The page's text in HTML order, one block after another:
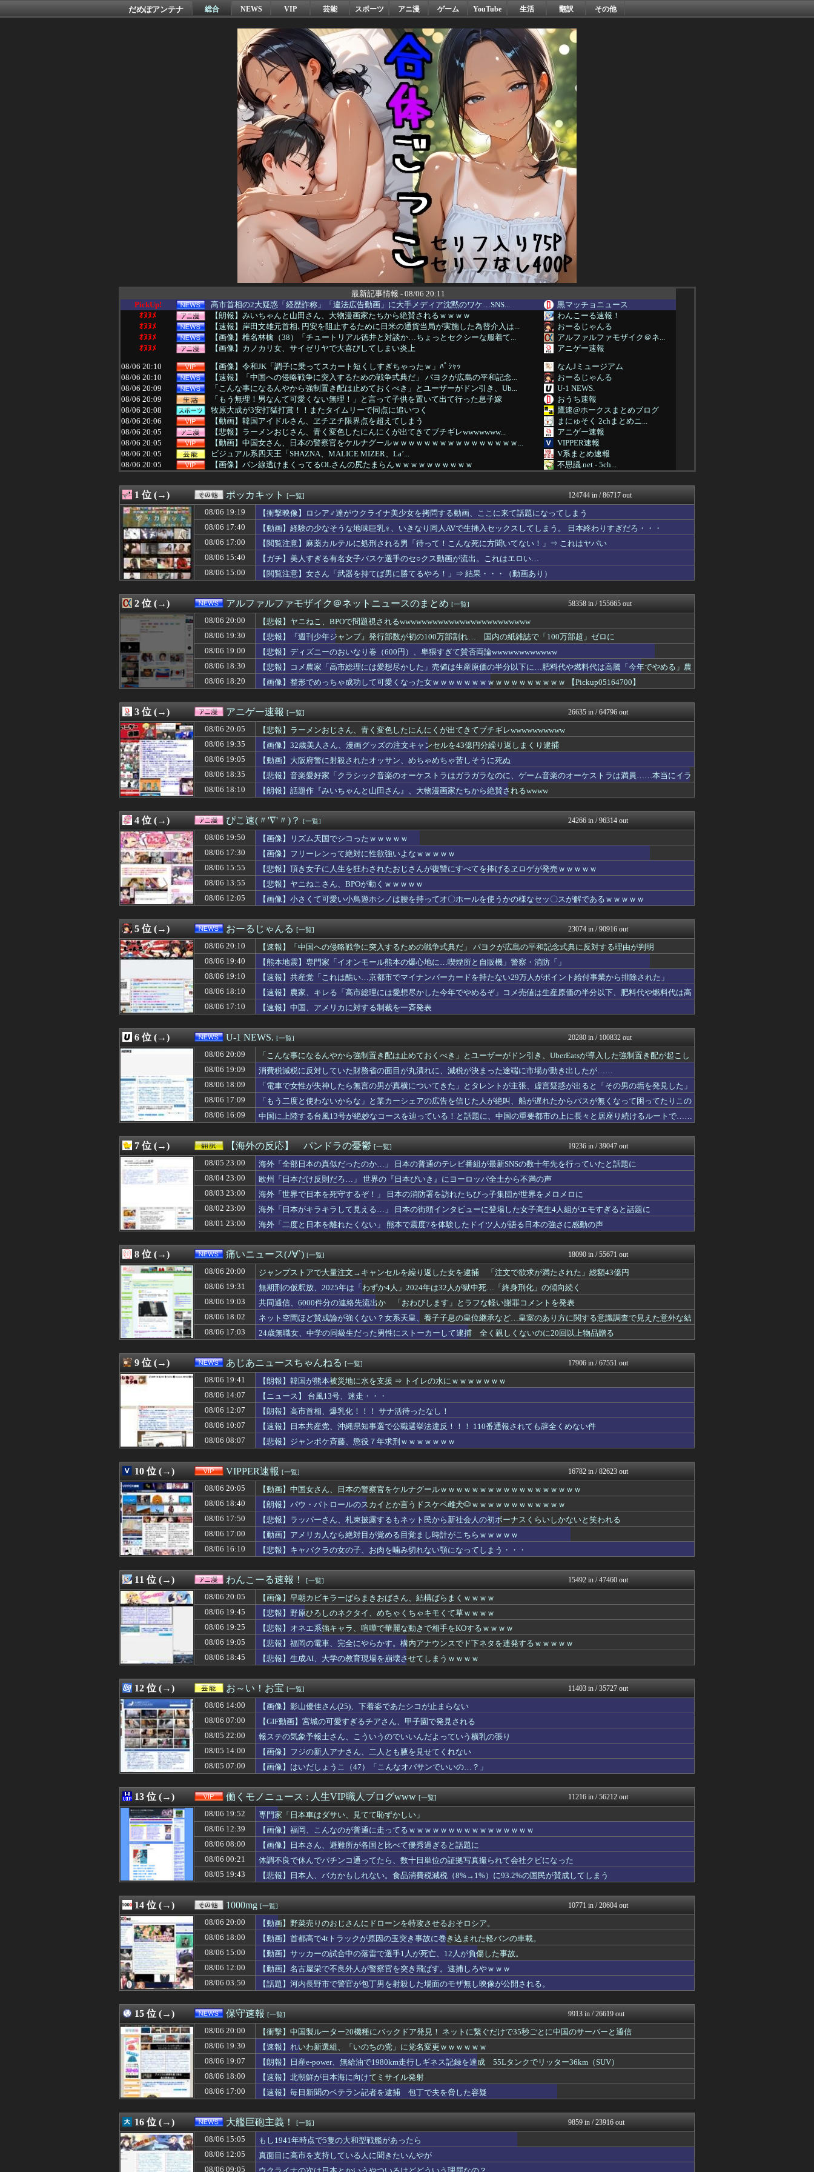
だめぽアンテナ 総合 NEWS VIP 芸能 スポーツ アニ漫 ゲーム YouTube 生活 翻訳 その他
最新記事情報 - 08/06 20:11
PickUp!
高市首相の2大疑惑「経歴詐称」「違法広告動画」に大手メディア沈黙のワケ…SNS...
黒マッチョニュース
ｵﾇﾇﾒ
【朗報】みいちゃんと山田さん、大物漫画家たちから絶賛されるｗｗｗｗ
わんこーる速報！
ｵﾇﾇﾒ
【速報】岸田文雄元首相､円安を阻止するために日米の通貨当局が実施した為替介入は...
おーるじゃんる
ｵﾇﾇﾒ
【画像】椎名林檎（38）「チュートリアル徳井と対談か…ちょっとセクシーな服着て...
アルファルファモザイク＠ネ...
ｵﾇﾇﾒ
【画像】カノカリ女、サイゼリヤで大喜びしてしまい炎上
アニゲー速報
08/06 20:10
【画像】令和JK「調子に乗ってスカート短くしすぎちゃったｗ」ﾊﾟｼｬｯ
なんJミュージアム
08/06 20:10
【速報】「中国への侵略戦争に突入するための戦争式典だ」 パヨクが広島の平和記念...
おーるじゃんる
08/06 20:09
「こんな事になるんやから強制置き配は止めておくべき」とユーザーがドン引き、Ub...
U-1 NEWS.
08/06 20:09
「もう無理！男なんて可愛くない無理！」と言って子供を置いて出て行った息子嫁
おうち速報
08/06 20:08
牧原大成が3安打猛打賞！！またタイムリーで同点に追いつく
鷹速@ホークスまとめブログ
08/06 20:06
【動画】韓国アイドルさん、ヱチヱチ限界点を超えてしまう
まにゅそく 2chまとめニ...
08/06 20:05
【悲報】ラーメンおじさん、青く変色したにんにくが出てきてブチギレwwwwwww...
アニゲー速報
08/06 20:05
【動画】中国女さん、日本の警察官をケルナグールｗｗｗｗｗｗｗｗｗｗｗｗｗｗｗｗ...
VIPPER速報
08/06 20:05
ビジュアル系四天王「SHAZNA、MALICE MIZER、La’...
V系まとめ速報
08/06 20:05
【画像】パン線透けまくってるOLさんの尻たまらんｗｗｗｗｗｗｗｗｗｗ
不思議.net - 5ch...
08/06 20:05
【画像】本田紗来さん、とうとうお姉ちゃんより巨乳化してしまうｗｗｗｗｗｗ
女子アナお宝画像速報－5c...
08/06 20:02
【海外】BABYMETAL（9回）はサマーソニックのレギュラー出演者の中で2番...
べビメタだらけの・・・
08/06 20:02
【ガンダムSEED】ゲイツってクルーゼも乗ってるのにあんまり活躍したイメージが...
GUNDAM.LOG｜ガン...
08/06 20:01
今四半期のAMDの収益のうち、ゲーム事業が占める割合はわずか6％
PCパーツまとめ
08/06 20:01
【速報】専門家「イオンモール熊本の爆心地に”こんなもの”があったんだけど…」
凹凸ちゃんねる 発達障害・...
08/06 20:01
【8月LOH】こんな挙動するスティル作りたいな
ウマ娘うまぴょい速報
08/06 20:01
Google、Geminiが大赤字、史上初のマイナスキャッシュフローに陥る
資格ちゃんねる
08/06 20:00
【ラブライブ！】今週のハマタ歌謡祭にもふりさん出るじゃねーか
コンテンツ・声優 | ラブ...
08/06 20:00
【悲報】Z「なんでセルフレジなのに自分で商品通さないといけないんだ」
08/06 20:00
春香「本当にあった話なんですけど……」
えすえすログ
08/06 20:00
【衝撃】「え、これカバー曲だったの！？」って知って驚いた曲あげてけ
哲学ニュースnwk
08/06 20:00
「クマが悪者扱いされているのが悲しい」『北の国から』倉本聰が語った現代社会への...
08/06 20:00
ジャンプストアで大量注文→キャンセルを繰り返した女を逮捕 「注文で欲求が満たさ...
痛いニュース(ﾉ∀`)
08/06 20:00
冷やし中華と冷麺一緒にするやつなんなん？
ラーメン速報｜2chまとめ...
08/06 20:00
【悲報】ヤニねこ、BPOで問題視されるwwwwwwwwwwwwwwwwwwww...
アルファルファモザイク＠ネ...
08/06 20:00
【動画】野菜売りのおじさんにドローンを特攻させるおそロシア。
1000mg
08/06 20:00
すかいらーくが消費減税に向け新戦略 テイクアウト商品は1%へ 店内飲食は10%...
明日は何を食べようか
08/06 20:00
【グラブル】ぐらぶるっ！3150話 たぬき達と戦うアポロニアとシス
ミニゴブ速報 ～グラブルま...
08/06 20:00
【名探偵プリキュア】1QのIP売上は15億円 過去3期との比較と通期95億円計...
プリキュアのまとめ
08/06 20:00
Ｗ杯計画頓挫のＦＩＦＡ会長、トランプ政権に支援要請＝米紙
footballnet【サ...
08/06 20:00
【ウマ娘】唐突に来る一切接点無かった組み合わせ良いよね
08/06 20:00
【！？】めっちゃカメレオンさん、パクリゲーがスイッチに登場してしまうｗｗｗｗｗ...
ゲーム実況者速報＠YouT...
08/06 20:00
「強いおっさんキャラ（年齢40～50代）」はよくいるけど「強いおばさん」はいな...
ああ言えばForYou
08/06 20:00
小川彩の『アレ』、太ももが素晴らしすぎるって・・・wwwww
08/06 20:00
【速報】れいわ新選組、「いのちの党」に党名変更
みそパンNEWS
08/06 20:00
【限界】彼の浮気相手と「関わりたくない」と言ってるのに浮気相手のスクショを送り...
修羅場まとめ速報
08/06 20:00
海外「怒鳴るのやめてと言ったら、そっちが怒鳴ってるからだと怒鳴り返された」感情...
08/06 20:00
韓国人「KOSPI史上最高値更新！SKハイニックスが牽引し9000ポイントまで...
韓国ニュース反応まとめ
08/06 20:00
【衝撃】韓国人「日本のゲーセン、女の子の要望が刺さりすぎた」
ニチカン！
08/06 20:00
【遊戯王ラッシュデュエル情報】君臨のヘッドライナーに「捕らわれの竜姫」、「魔導...
08/06 20:00
高市「永住許可が出たら生活保護貰おうなんて外国人が増えては困る。日本人以上の水...
エアライン本舗
08/06 20:00
古き良きロールプレイングゲームにありがちな事
08/06 19:58
【朗報】サクラミーツ公開収録、市役所のような年齢層に
乃木坂46まとめ 乃木りん...
08/06 19:57
近所のA子さんに「お宅のご主人につきまとわれて迷惑してる」と録音を聞かされた。...
08/06 19:57
NTTから見に覚えのない請求書がきた。無視しようと思っていたら、とんでもない事...
素敵な鬼女様
08/06 19:57
障者施設で働いた知識を活かして障者に対する詐欺集団の一員をやっていた
はーとらいふ -出会い・子...
08/06 19:55
【広島対巨人14回戦】広島・モンテロ、巨人・泉から第9号勝ち越し2ランホームラ...
なんじぇいスタジアム＠なん...
08/06 19:52
専門家「日本車はダサい、見てて恥ずかしい」
働くモノニュース : 人生...
08/06 19:52
【日本ハム】レイエス、ライトスタンドへの逆転2ランホームラン｜ソフトバンク戦｜...
ファイターズ王国＠日ハムま...
08/06 19:51
【悲報】韓国サッカー「スキャンダル韓国サッカー協会W杯予選で外国人審判に性接待...
【サッカー まとめ】サカラ...
【動画】大阪府警のおっさん射殺映像が公開される。当然のように無抵抗だったことが...
ラビット速報
08/06 19:50
【ソフトバンク対日本ハム17回戦】日本ハム・レイエス、第24号逆転2ランホーム...
なんじぇいスタジアム＠なん...
08/06 19:50
車で要らない装備、「電動シート」に決まる・・・ｗ
思考ちゃんねる
08/06 19:50
【画像】リズム天国でシコったｗｗｗｗｗ
ぴこ速(〃'∇'〃)？
08/06 19:49
【NBA】ニック・ナースもレブロン・ジェームズのPG起用を示唆か
08/06 19:47
小学生の娘はお絵描きが大好き。すごいな頑張ってるなと素直に感心するし、すごいな...
08/06 19:47
【悲報】なろう作家もどきぼく、現実に打ちのめされる…
異世界転生まとめ速報
08/06 19:46
【DeNA対阪神16回戦】DeNA・牧秀悟、阪神・大竹から第18号ソロホームラ...
なんじぇいスタジアム＠なん...
【画像】東雲うみ、食い込み水着で100cmヒップを大胆露出wwwww「週刊SP...
もきゅ速(*´ω`*)人(...
08/06 19:45
【悲報】野原ひろしのネクタイ、めちゃくちゃキモくて草ｗｗｗｗ
わんこーる速報！
08/06 19:45
車で要らない装備、「電動シート」に決まる・・・ｗ
V速ニュップ
08/06 19:45
◆日本代表◆鎌田大地に日本代表の後輩３人が高級ブランドプレゼント「律儀に誕プレ...
WorldFootball...
08/06 19:45
バズり目的でもなんでもいい
育児板拾い読み
08/06 19:44
【速報】山本太郎が去ったれいわ新選組、新たな党名は「いのちの党」 略称「いのち...
もえるあじあ(･∀･)
08/06 19:41
海外「お前らの国に他愛のない対立ってある？」日本「エスカレーターの立つ位置」
海外の万国反応記＠海外の反...
08/06 19:41
【朗報】韓国が熊本被災地に水を支援 ⇒ トイレの水にｗｗｗｗｗｗｗ
08/06 19:41
ALLDOCUBE､8.8インチタブレット｢iPlay 80 mini Tur...
理想ちゃんねる
08/06 19:40
ノーバン！瀬戸口心月ちゃんのセレモニアルピッチの様子がコチラ！！！【乃木坂46...
坂道情報通～乃木坂46まと...
08/06 19:40
テレビ『アメリカの職場では、産後のための部屋や道具が充実してる進んでる』私「へ...
修羅ママ速報
中国人観光客、「つり目」ジェスチャーでタイ人に馬鹿にされる
にゅーすアルー！
08/06 19:40
「認知症」になりたくないなら「お酒」をやめて 一番認知症に良くないのは「お酒」...
スコールちゃんねる｜２ちゃ...
08/06 19:40
【熊本地震】専門家「イオンモール熊本の爆心地に…喫煙所と自販機」警察・消防「」
おーるじゃんる
08/06 19:39
我が子と同じ名前をつけた後輩嫁。喜んでいたはずなのに、突然子供を拒絶するように...
鬼女はみた -修羅場・恋愛...
08/06 19:39
嫁にお弁当を用意して「お仕事行ってらっしゃい。持っていくの忘れるなよ？」ってメ...
はーとらいふ -出会い・子...
08/06 19:39
車庫から車を出す時に散歩車を押してる保育士がこちらに向かってきてた。先に行って...
08/06 19:38
ワイのバイクのバッテリー、上がる…
サイ速
08/06 19:35
【画像】32歳美人さん、漫画グッズの注文キャンセルを43億円分繰り返しまくり逮...
アニゲー速報
08/06 19:35
旦那との出会いは親にも言っていない。私は元キャバ嬢で旦那は元ボーイ
子育てちゃんねる
08/06 19:35
【ポケモンSV】改めて思うけど突然変異かってくらいメインストーリーがめちゃくち...
アルセウス速報＠ポケモンま...
08/06 19:35
マンション管理会社「水道出しっぱなしになっていませんか？」俺「猫が飲むように...
不思議.net - 5ch...
08/06 19:34
プロレスラーなのにデビュー曲が“80万枚”大ヒット！「ビューティ・ペア」が女子...
筋肉速報
08/06 19:34
【悲報】声優の大西沙織さん、意外と代表作が無いｗｗｗｗ
おたくみくす 声優まとめ
08/06 19:33
カープ小園＆ファビ、巨人又木から逆転タイムリー！秋山も2塁打で岡本駿を援護！！
広島東洋カープまとめブログ...
08/06 19:33
【ｼｺ画像】女さん「育乳の成果がすごい………」ﾊﾟｼｬ→お乳エ○チ過ぎワロタｗ...
えっ!?またここのサイト?
08/06 19:32
【超絶朗報】「れいわ新選組」改め、新党「いのちの党」爆誕！！！うおおおおおおお...
メディア「Switch2版『モンハンワイルズ』はDLSS込みで最大1440p動...
無期刑の仮釈放、2025年は「わずか4人」2024年は32人が獄中死…「終身刑...
痛いニュース(ﾉ∀`)
08/06 19:31
妻が嫌な目にあったら普通は旦那が文句言いに行くもんなの？
08/06 19:31
【ウマ娘】わたしの全力受け止めて♡ ←「またへんないきものがふえてる…」
ウマ娘まとめ速報うまろぐ
08/06 19:30
FE万紫千紅、アマラン8位wwwwww
Y速報
08/06 19:30
【速報】れいわ新選組、「いのちの党」に党名変更ｗｗｗｗｗｗ
保守速報
08/06 19:30
【画像】大学生の頃に出会った小学生と大人になってから再会し結婚した男、めちゃく...
【2ch】ニュー速クオリテ...
08/06 19:30
【衝撃動画】アメリカ人なら絶対目が覚める目覚まし時計がこちら…凄すぎる…
デジタルニューススレッド
08/06 19:30
【FEH】今回の錬成で一番強いのマリータじゃね？？？
ルフレch. - ファイア...
08/06 19:30
「成人向けゲームを大ヒットさせて、とんでもない売り上げが入ったぞー！」→最悪す...
オレ的ゲーム速報＠刃
08/06 19:30
【サッカー】鹿島、ホーム開幕戦の第２節名古屋戦はチケット完売の見通し…国立での...
フットボール速報
08/06 19:30
【悲報】『週刊少年ジャンプ』発行部数が初の100万部割れ… 国内の紙雑誌で「1...
アルファルファモザイク＠ネ...
08/06 19:30
【卵パック強盗】元五輪代表の転落…店員骨折させ逮捕の衝撃
08/06 19:30
ドラクエのブーメランて複数の敵に当たって戻ってくるけど
カンダタ速報
08/06 19:29
【おすすめ漫画】よつばとで笑顔になる・・・・
大河ドラマ2ch
08/06 19:29
ハッピーな気持ちになれる映画を教えて
がーるずレポート - ガー...
08/06 19:29
みいちゃんはなぜ死に追いやられたか？→覚醒剤の入手ルート持ってるような半グレに...
漫画まとめ速報
08/06 19:29
松のや「ママ応援企画」がなぜ許されない？「窮屈な世の中」に住む不幸、「尊重し合...
08/06 19:28
【広島対巨人14回戦】広島、4回裏無死満塁から持丸の併殺打の間に三塁ランナーが...
08/06 19:28
れいわ新選組、党名変更を発表 新党名は...
かせまと！
08/06 19:27
【画像あり】アメリカ産JC、普通に可愛い
【悲報】食用コオロギの会社、インターネットのデマのせいで倒産・・・
ぶる速-VIP
【驚愕】彼女との初夜に「まんこ見せて」って言ったらｗｗｗｗｗｗｗｗwwww
08/06 19:25
【悲報】オネエ系強キャラ、喧嘩で華麗な動きで相手をKOするｗｗｗｗ
わんこーる速報！
08/06 19:22
ジャンタルマンタルのヒーロー列伝確定か 他
ハロン棒ch
08/06 19:21
【衝撃】吉野家、とうとうステーキを出す
まとめたニュース
08/06 19:20
恋愛･婚活アドバイザー･植草美幸が｢結婚したいけど行動しない人が7割｣の心理や...
08/06 19:20
ヒカキンさん、「ONICHA」を熊本県に大量に送り付けるｗｗｗｗｗ
08/06 19:19
【衝撃映像】ロシア♂達がウクライナ美少女を拷問する動画、ここに来て話題になって...
ポッカキット
08/06 19:18
飼い犬のサンちゃんがある日庭の柵を飛び越えて脱走してしまった。もう戻ってこない...
はーとらいふ -出会い・子...
08/06 19:18
うちの会社の部長が狂ってる。私・夫・娘・義両親の5人で休日にショッピングモール...
08/06 19:18
【広島対巨人14回戦】巨人、4回表2アウト二三塁からワイルドピッチで三塁ランナ...
08/06 19:16
海外「プレミアのレベルか？」ブライトンが上田綺世の獲得に動き出して海外大騒ぎ！...
ワールドサッカーファン 海...
08/06 19:15
泳いでいる人のすぐ横に消防飛行艇が次々着水する南仏の湖「肝心の場面で毎回カメラ...
QQQ(海外の反応)
08/06 19:15
俺「傘使って帰って」新入社員「ありがとうございます」→その後、目の前にベンツが...
鬼女の宅配便 - 修羅場・...
08/06 19:15
で、財源のあてはあったんだよな？ 〜 記者「中革連は食料品消費税ゼロを公約に掲...
08/06 19:15
俺「やべ終電逃した」女友達「手出さないんだったら泊めてもいいよ」→こうなるww...
08/06 19:12
24歳の嫁に性的な魅力を感じなくなったので離婚したい件
浮気ちゃんねる
08/06 19:12
警察名乗る人物「保釈金を払えば逮捕されずに済むよ」３０代男性が１３４２万円だま...
なんJ PUSH!!
08/06 19:12
【画像】隣の家の室外機の風が玄関に直撃😱
ゴールデンタイムズ
08/06 19:12
【衝撃】30年続いたモスクの祭りに『異変』が起こる・・・・・
NEWSまとめもりー｜2c...
08/06 19:11
【動画】えちえちﾃﾞｶﾊﾟｲJD2人組、川遊び中にチャラ男にナンパされるｗｗｗ...
mashlife通信
08/06 19:11
【モンハンワイルズ】ゲームを発売日に買う最大のメリットってなんすか？
モンハンまとめ速報【モンハ...
08/06 19:11
①ファウル ②ファウル ③空振り三振 ←思いついた選手
なんじぇいスタジアム＠なん...
08/06 19:10
町のお弁当屋さん「申し訳ないが消費税1%になったらその分商品代を値上げするわ」...
スコールちゃんねる｜２ちゃ...
08/06 19:10
ウクライナ軍参謀本部「今年のロシア軍死傷者24万人…新規兵力の募集規模を上回る...
08/06 19:10
【画像】『SPY×FAMILY』のヨルさん、露出狂の痴女たちに目をつけられてし...
08/06 19:10
【動画】福岡の電車、複数の駅で「チ〇ポッ❤」という構内アナウンスが流れる騒ぎw...
ラビット速報
08/06 19:10
【速報】共産党「これは酷い…京都市でマイナンバーカードを持たない29万人がポイ...
おーるじゃんる
08/06 19:09
【AI】Google、Geminiが大赤字、史上初のマイナスキャッシュフローに...
08/06 19:09
【画像】除夜のケツ：夕刻ロベルの初見プレイ！？気になっていたNIKKEを初めて...
08/06 19:09
メンタル強くないとできないだろうと思う事
がーるずレポート - ガー...
08/06 19:09
消費税減税に反対していた財務省の面目が丸潰れに、減税が決まった途端に市場が動き... U-1 NEWS.
1 位 (→) ポッカキット [一覧] 124744 in / 86717 out
08/06 19:19
【衝撃映像】ロシア♂達がウクライナ美少女を拷問する動画、ここに来て話題になってしまう
08/06 17:40
【動画】経験の少なそうな地味巨乳♀、いきなり同人AVで生挿入セックスしてしまう。 日本終わりすぎだろ・・・
08/06 17:00
【閲覧注意】麻薬カルテルに処刑される男「待って！こんな死に方聞いてない！」⇒ これはヤバい
08/06 15:40
【ガチ】美人すぎる有名女子バスケ選手のセ○クス動画が流出。これはエロい…
08/06 15:00
【閲覧注意】女さん「武器を持てば男に勝てるやろ！」⇒ 結果・・・（動画あり）
2 位 (→) アルファルファモザイク＠ネットニュースのまとめ [一覧] 58358 in / 155665 out
08/06 20:00
【悲報】ヤニねこ、BPOで問題視されるwwwwwwwwwwwwwwwwwwwwwwww
08/06 19:30
【悲報】『週刊少年ジャンプ』発行部数が初の100万部割れ… 国内の紙雑誌で「100万部超」ゼロに
08/06 19:00
【悲報】ディズニーのおいなり巻（600円）、卑猥すぎて賛否両論wwwwwwwwwwww
08/06 18:30
【悲報】コメ農家「高市総理には愛想尽かした」売値は生産原価の半分以下に…肥料代や燃料代は高騰「今年でやめる」農
家も
08/06 18:20 【画像】整形でめっちゃ成功して可愛くなった女ｗｗｗｗｗｗｗｗｗｗｗｗｗｗｗｗｗ 【Pickup05164700】
3 位 (→) アニゲー速報 [一覧] 26635 in / 64796 out
08/06 20:05
【悲報】ラーメンおじさん、青く変色したにんにくが出てきてブチギレwwwwwwwwww
08/06 19:35
【画像】32歳美人さん、漫画グッズの注文キャンセルを43億円分繰り返しまくり逮捕
08/06 19:05
【動画】大阪府警に射殺されたオッサン、めちゃめちゃ苦しそうに死ぬ
08/06 18:35
【悲報】音楽愛好家「クラシック音楽のオーケストラはガラガラなのに、ゲーム音楽のオーケストラは満員……本当にイラ
イラする」
08/06 18:10 【朗報】話題作『みいちゃんと山田さん』、大物漫画家たちから絶賛されるwwww
4 位 (→) ぴこ速(〃'∇'〃)？ [一覧] 24266 in / 96314 out
08/06 19:50
【画像】リズム天国でシコったｗｗｗｗｗ
08/06 17:30
【画像】フリーレンって絶対に性欲強いよなｗｗｗｗｗ
08/06 15:55
【悲報】頂き女子に人生を狂わされたおじさんが復讐にすべてを捧げるヱロゲが発売ｗｗｗｗｗ
08/06 13:55
【悲報】ヤニねこさん、BPOが動くｗｗｗｗｗ
08/06 12:05
【画像】小さくて可愛い小鳥遊ホシノは腰を持ってオ〇ホールを使うかの様なセッ〇スが解であるｗｗｗｗｗ
5 位 (→) おーるじゃんる [一覧] 23074 in / 90916 out
08/06 20:10
【速報】「中国への侵略戦争に突入するための戦争式典だ」 パヨクが広島の平和記念式典に反対する理由が判明
08/06 19:40
【熊本地震】専門家「イオンモール熊本の爆心地に…喫煙所と自販機」警察・消防「」
08/06 19:10
【速報】共産党「これは酷い…京都市でマイナンバーカードを持たない29万人がポイント給付事業から排除された」
08/06 18:10
【速報】農家、キレる「高市総理には愛想尽かした今年でやめるぞ」コメ売値は生産原価の半分以下、肥料代や燃料代は高
騰
08/06 17:10 【速報】中国、アメリカに対する制裁を一斉発表
6 位 (→) U-1 NEWS. [一覧] 20280 in / 100832 out
08/06 20:09
「こんな事になるんやから強制置き配は止めておくべき」とユーザーがドン引き、UberEatsが導入した強制置き配が起こし
たのは……
08/06 19:09
消費税減税に反対していた財務省の面目が丸潰れに、減税が決まった途端に市場が動き出したが……
08/06 18:09
「電車で女性が失神したら無言の男が真横についてきた」とタレントが主張、虚言疑惑が出ると「その男の垢を発見した」
と追加主張するも……
08/06 17:09
「もう二度と使わないからな」と某カーシェアの広告を信じた人が絶叫、船が遅れたからバスが無くなって困ってたりこの
看板が…
08/06 16:09 中国に上陸する台風13号が絶妙なコースを辿っている！と話題に、中国の重要都市の上に長々と居座り続けるルートで……
7 位 (→) 【海外の反応】 パンドラの憂鬱 [一覧] 19236 in / 39047 out
08/05 23:00
海外「全部日本の真似だったのか…」 日本の普通のテレビ番組が最新SNSの数十年先を行っていたと話題に
08/04 23:00
欧州「日本だけ反則だろ…」 世界の『日本びいき』にヨーロッパ全土から不満の声
08/03 23:00
海外「世界で日本を死守するぞ！」 日本の消防署を訪れたちびっ子集団が世界をメロメロに
08/02 23:00
海外「日本がキラキラして見える…」 日本の街頭インタビューに登場した女子高生4人組がエモすぎると話題に
08/01 23:00
海外「二度と日本を離れたくない」 熊本で震度7を体験したドイツ人が語る日本の強さに感動の声
8 位 (→) 痛いニュース(ﾉ∀`) [一覧] 18090 in / 55671 out
08/06 20:00
ジャンプストアで大量注文→キャンセルを繰り返した女を逮捕 「注文で欲求が満たされた」総額43億円
08/06 19:31
無期刑の仮釈放、2025年は「わずか4人」2024年は32人が獄中死…「終身刑化」の傾向続く
08/06 19:03
共同通信、6000件分の連絡先流出か 「おわびします」とラフな軽い謝罪コメントを発表
08/06 18:02
ネット空間ほど賛成論が強くない？女系天皇、養子子息の皇位継承など…皇室のあり方に関する意識調査で見えた意外な結
果とは
08/06 17:03 24歳無職女、中学の同級生だった男性にストーカーして逮捕 全く親しくないのに20回以上物品贈る
9 位 (→) あじあニュースちゃんねる [一覧] 17906 in / 67551 out
08/06 19:41
【朗報】韓国が熊本被災地に水を支援 ⇒ トイレの水にｗｗｗｗｗｗｗ
08/06 14:07
【ニュース】 台風13号、迷走・・・
08/06 12:07
【朗報】高市首相、爆乳化！！！ サナ活待ったなし！
08/06 10:07
【速報】日本共産党、沖縄県知事選で公職選挙法違反！！！ 110番通報されても辞全くめない件
08/06 08:07
【悲報】ジャンポケ斉藤、懲役７年求刑ｗｗｗｗｗｗｗ
10 位 (→) VIPPER速報 [一覧] 16782 in / 82623 out
08/06 20:05
【動画】中国女さん、日本の警察官をケルナグールｗｗｗｗｗｗｗｗｗｗｗｗｗｗｗｗｗｗ
08/06 18:40
【朗報】パウ・パトロールのスカイとか言うドスケベ雌犬🐶ｗｗｗｗｗｗｗｗｗｗｗｗ
08/06 17:50
【悲報】ラッパーさん、札束披露するもネット民から新社会人の初ボーナスくらいしかないと笑われる
08/06 17:00
【動画】アメリカ人なら絶対目が覚める目覚まし時計がこちらｗｗｗｗｗ
08/06 16:10
【悲報】キャバクラの女の子、お肉を噛み切れない顎になってしまう・・・
11 位 (→) わんこーる速報！ [一覧] 15492 in / 47460 out
08/06 20:05
【画像】早朝カビキラーばらまきおばさん、結構ばらまくｗｗｗｗ
08/06 19:45
【悲報】野原ひろしのネクタイ、めちゃくちゃキモくて草ｗｗｗｗ
08/06 19:25
【悲報】オネエ系強キャラ、喧嘩で華麗な動きで相手をKOするｗｗｗｗ
08/06 19:05
【悲報】福岡の電車、完全にやらかす。構内アナウンスでド下ネタを連発するｗｗｗｗｗ
08/06 18:45
【悲報】生成AI、大学の教育現場を崩壊させてしまうｗｗｗｗ
12 位 (→) お～い！お宝 [一覧] 11403 in / 35727 out
08/06 14:00
【画像】影山優佳さん(25)、下着姿であたシコが止まらない
08/06 07:00
【GIF動画】宮城の可愛すぎるチアさん、甲子園で発見される
08/05 22:00
報ステの気象予報士さん、こういうのでいいんだよっていう横乳の張り
08/05 14:00
【画像】フジの新人アナさん、二人とも腋を見せてくれない
08/05 07:00
【画像】はいだしょうこ（47）「こんなオバサンでいいの…？」
13 位 (→) 働くモノニュース : 人生VIP職人ブログwww [一覧] 11216 in / 56212 out
08/06 19:52
専門家「日本車はダサい、見てて恥ずかしい」
08/06 12:39
【画像】福岡、こんなのが普通に走ってるｗｗｗｗｗｗｗｗｗｗｗｗｗｗｗｗ
08/06 08:00
【画像】日本さん、避難所が各国と比べて優秀過ぎると話題に
08/06 00:21
体調不良で休んでパチンコ通ってたら、数十日単位の証拠写真撮られて会社クビになった
08/05 19:43
【悲報】日本人、バカかもしれない。食品消費税減税（8%→1%）に93.2%の国民が賛成してしまう
14 位 (→) 1000mg [一覧] 10771 in / 20604 out
08/06 20:00
【動画】野菜売りのおじさんにドローンを特攻させるおそロシア。
08/06 18:00
【動画】首都高で4tトラックが原因の玉突き事故に巻き込まれた軽バンの車載。
08/06 15:00
【動画】サッカーの試合中の落雷で選手1人が死亡、12人が負傷した事故。
08/06 12:00
【動画】名古屋栄で不良外人が警察官を突き飛ばす。逮捕しろやｗｗｗ
08/06 03:50
【話題】河内長野市で警官が包丁男を射殺した場面のモザ無し映像が公開される。
15 位 (→) 保守速報 [一覧] 9913 in / 26619 out
08/06 20:00
【衝撃】中国製ルーター20機種にバックドア発見！ ネットに繋ぐだけで35秒ごとに中国のサーバーと通信
08/06 19:30
【速報】れいわ新選組、「いのちの党」に党名変更ｗｗｗｗｗｗ
08/06 19:07
【朗報】日産e-power、無給油で1980km走行しギネス記録を達成 55Lタンクでリッター36km（SUV）
08/06 18:00
【速報】北朝鮮が日本海に向けてミサイル発射
08/06 17:00
【速報】毎日新聞のベテラン記者を逮捕 包丁で夫を脅した容疑
16 位 (→) 大艦巨砲主義！ [一覧] 9859 in / 23916 out
08/06 15:05
もし1941年時点で5隻の大和型戦艦があったら
08/06 12:05
真面目に高市を支持している人に聞きたいんやが
08/06 09:05